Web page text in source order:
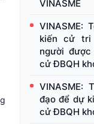
VINASME
VINASME:
kiến cử
người
cử ĐBQH
VINASME:
đạo để dự
cử ĐBQH